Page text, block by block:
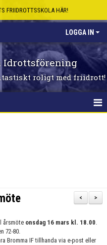
FRIIDROTTSSKOLA HÄR!
LOGGA IN
Idrottsförening
roligt med friidrott!
>
<
årsmöte onsdag 16 mars kl. 18.00.
72-80.
Bromma IF tillhanda via e-post eller